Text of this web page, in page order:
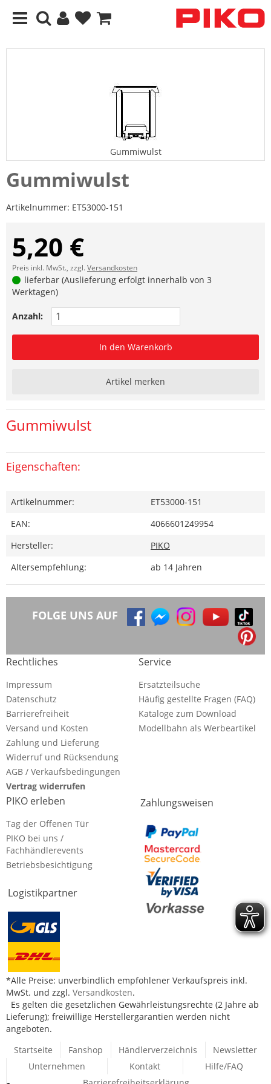
Gummiwulst
Gummiwulst
Artikelnummer: ET53000-151
5,20 €
Preis inkl. MwSt., zzgl.Versandkosten
lieferbar (Auslieferung erfolgt innerhalb von 3
Werktagen)
Anzahl:
In den Warenkorb
Artikel merken
Gummiwulst
Eigenschaften:
Artikelnummer:
ET53000-151
EAN:
4066601249954
Hersteller:
PIKO
Altersempfehlung:
ab 14 Jahren
FOLGE UNS AUF
Rechtliches
Impressum
Datenschutz
Barrierefreiheit
Versand und Kosten
Zahlung und Lieferung
Widerruf und Rücksendung
AGB / Verkaufsbedingungen
Vertrag widerrufen
Service
Ersatzteilsuche
Häufig gestellte Fragen (FAQ)
Kataloge zum Download
Modellbahn als Werbeartikel
PIKO erleben
Tag der Offenen Tür
PIKO bei uns /
Fachhändlerevents
Betriebsbesichtigung
Logistikpartner
Zahlungsweisen
*Alle Preise: unverbindlich empfohlener Verkaufspreis inkl.
MwSt. und zzgl. Versandkosten.
Es gelten die gesetzlichen Gewährleistungsrechte (2 Jahre ab
Lieferung); freiwillige Herstellergarantien werden nicht
angeboten.
Startseite
Fanshop Händlerverzeichnis
Newsletter
Unternehmen
Kontakt
Hilfe/FAQ